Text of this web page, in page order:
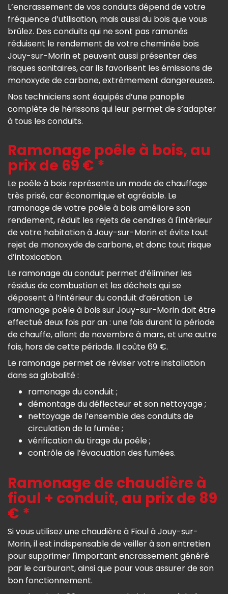
L’encrassement de vos conduits dépend de votre
fréquence d’utilisation, mais aussi du bois que vous
brûlez. Des conduits qui ne sont pas ramonés
réduisent le rendement de votre cheminée bois
Jouy-sur-Morin et peuvent aussi présenter des
risques sanitaires, car ils favorisent les émissions de
monoxyde de carbone, extrêmement dangereuses.
Nos techniciens sont équipés d’une panoplie
complète de hérissons qui leur permet de s’adapter
à tous les conduits.
Ramonage poêle à bois, au
prix de 69 € *
Le poêle à bois représente un mode de chauffage
très prisé, car économique et agréable. Le
ramonage de votre poêle à bois améliore son
rendement, réduit les rejets de cendres à l'intérieur
de votre habitation à Jouy-sur-Morin et évite tout
rejet de monoxyde de carbone, et donc tout risque
d’intoxication.
Le ramonage du conduit permet d’éliminer les
résidus de combustion et les déchets qui se
déposent à l’intérieur du conduit d’aération. Le
ramonage poêle à bois sur Jouy-sur-Morin doit être
effectué deux fois par an : une fois durant la période
de chauffe, allant de novembre à mars, et une autre
fois, hors de cette période. Il coûte 69 €.
Le ramonage permet de réviser votre installation
dans sa globalité :
ramonage du conduit ;
démontage du déflecteur et son nettoyage ;
nettoyage de l’ensemble des conduits de
circulation de la fumée ;
vérification du tirage du poêle ;
contrôle de l’évacuation des fumées.
Ramonage de chaudière à
fioul + conduit, au prix de 89
€ *
Si vous utilisez une chaudière à Fioul à Jouy-sur-
Morin, il est indispensable de veiller à son entretien
pour supprimer l'important encrassement généré
par le carburant, ainsi que pour vous assurer de son
bon fonctionnement.